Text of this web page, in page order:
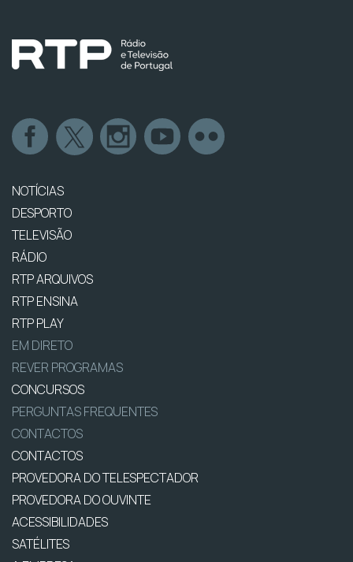
NOTÍCIAS
DESPORTO
TELEVISÃO
RÁDIO
RTP ARQUIVOS
RTP ENSINA
RTP PLAY
EM DIRETO
REVER PROGRAMAS
CONCURSOS
PERGUNTAS FREQUENTES
CONTACTOS
CONTACTOS
PROVEDORA DO TELESPECTADOR
PROVEDORA DO OUVINTE
ACESSIBILIDADES
SATÉLITES